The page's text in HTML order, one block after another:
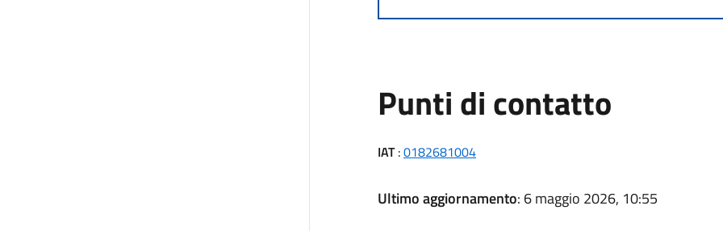
Punti di contatto
IAT:0182681004
Ultimo aggiornamento: 6 maggio 2026, 10:55